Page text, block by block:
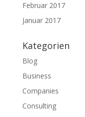
Februar 2017
Januar 2017
Kategorien
Blog
Business
Companies
Consulting